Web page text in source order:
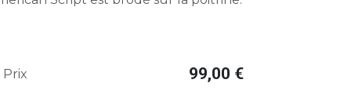
Prix 99,00 €